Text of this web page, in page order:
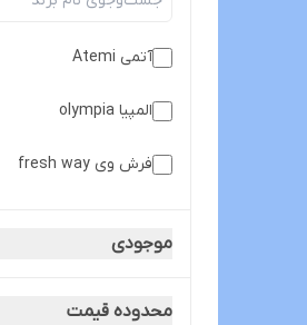
آتمی Atemi
المپیا olympia
فرش وی fresh way
موجودی
محدوده قیمت